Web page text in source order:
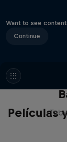
Want to see
Continue
Películas